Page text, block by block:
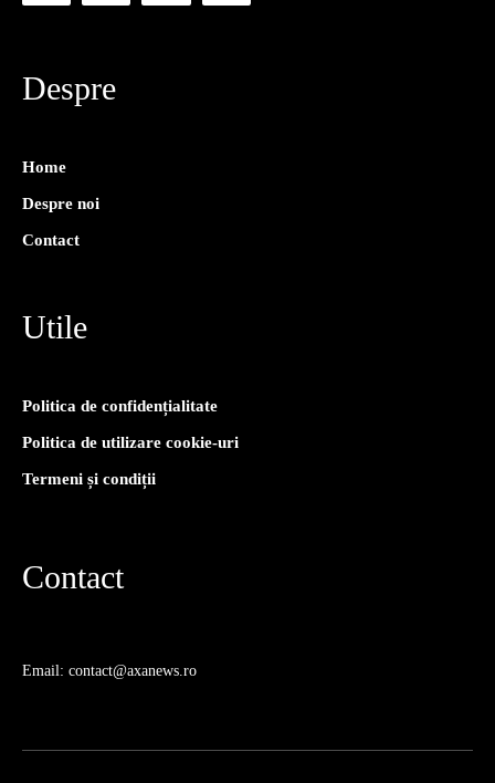
Despre
Home
Despre noi
Contact
Utile
Politica de confidențialitate
Politica de utilizare cookie-uri
Termeni și condiții
Contact
Email: contact@axanews.ro